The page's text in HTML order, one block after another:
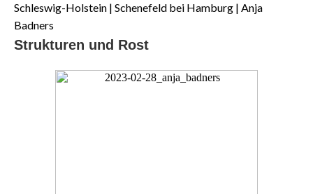
Schleswig-Holstein | Schenefeld bei Hamburg | Anja
Badners
Strukturen und Rost